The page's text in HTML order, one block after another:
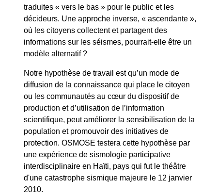
traduites « vers le bas » pour le public et les
décideurs. Une approche inverse, « ascendante »,
où les citoyens collectent et partagent des
informations sur les séismes, pourrait-elle être un
modèle alternatif ?
Notre hypothèse de travail est qu’un mode de
diffusion de la connaissance qui place le citoyen
ou les communautés au cœur du dispositif de
production et d’utilisation de l’information
scientifique, peut améliorer la sensibilisation de la
population et promouvoir des initiatives de
protection. OSMOSE testera cette hypothèse par
une expérience de sismologie participative
interdisciplinaire en Haïti, pays qui fut le théâtre
d'une catastrophe sismique majeure le 12 janvier
2010.